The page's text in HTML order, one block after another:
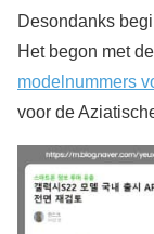
Desondanks
Het begon met
modelnummers
voor de